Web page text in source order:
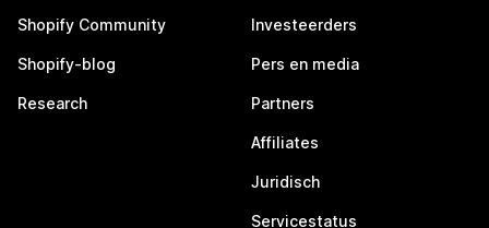
Shopify Community
Shopify-blog
Research
Investeerders
Pers en media
Partners
Affiliates
Juridisch
Servicestatus